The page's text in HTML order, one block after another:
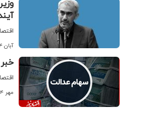
۰۵ آبان ۱۴۰۴
۰۶ مهر ۱۴۰۴